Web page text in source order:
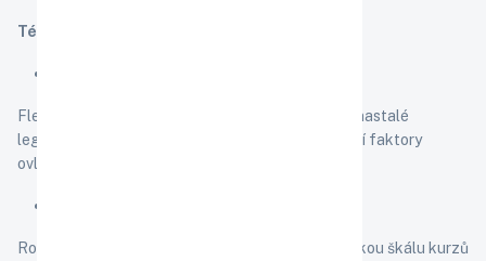
Témata našich seminářů jsou vždy aktuální:
Flexibilně a nepřetržitě reagujeme na chystané i nastalé
legislativní změny, na novou judikaturu i na ostatní faktory
ovlivňující každodenní praxi našich klientů.
Rozvíjíme vaše měkké dovednosti a nabízíme širokou škálu kurzů